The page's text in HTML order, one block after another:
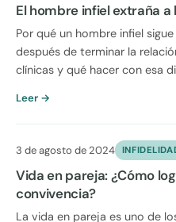
El hombre infiel extraña a
Por qué un hombre infiel
después de terminar la
clínicas y qué hacer con esa
Leer →
3 de agosto de 2024
Vida en pareja: ¿Cómo
convivencia?
La vida en pareja es uno de